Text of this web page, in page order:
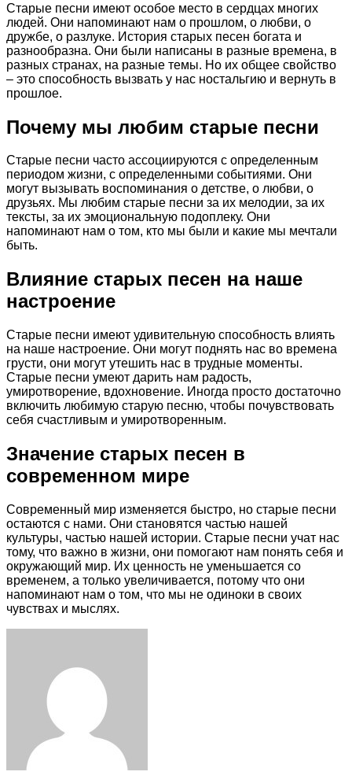
Старые песни имеют особое место в сердцах многих
людей. Они напоминают нам о прошлом, о любви, о
дружбе, о разлуке. История старых песен богата и
разнообразна. Они были написаны в разные времена, в
разных странах, на разные темы. Но их общее свойство
– это способность вызвать у нас ностальгию и вернуть в
прошлое.
Почему мы любим старые песни
Старые песни часто ассоциируются с определенным
периодом жизни, с определенными событиями. Они
могут вызывать воспоминания о детстве, о любви, о
друзьях. Мы любим старые песни за их мелодии, за их
тексты, за их эмоциональную подоплеку. Они
напоминают нам о том, кто мы были и какие мы мечтали
быть.
Влияние старых песен на наше
настроение
Старые песни имеют удивительную способность влиять
на наше настроение. Они могут поднять нас во времена
грусти, они могут утешить нас в трудные моменты.
Старые песни умеют дарить нам радость,
умиротворение, вдохновение. Иногда просто достаточно
включить любимую старую песню, чтобы почувствовать
себя счастливым и умиротворенным.
Значение старых песен в
современном мире
Современный мир изменяется быстро, но старые песни
остаются с нами. Они становятся частью нашей
культуры, частью нашей истории. Старые песни учат нас
тому, что важно в жизни, они помогают нам понять себя и
окружающий мир. Их ценность не уменьшается со
временем, а только увеличивается, потому что они
напоминают нам о том, что мы не одиноки в своих
чувствах и мыслях.